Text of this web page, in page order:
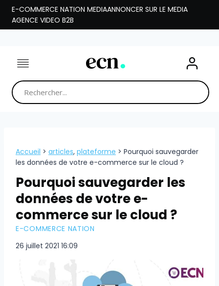
Aller
contenu
E-COMMERCE NATION MEDIAANNONCER SUR LE MEDIA
AGENCE VIDEO B2B
Accueil > articles, plateforme > Pourquoi sauvegarder
les données de votre e-commerce sur le cloud ?
Pourquoi sauvegarder les
données de votre e-
commerce sur le cloud ?
E-COMMERCE NATION
26 juillet 2021 16:09